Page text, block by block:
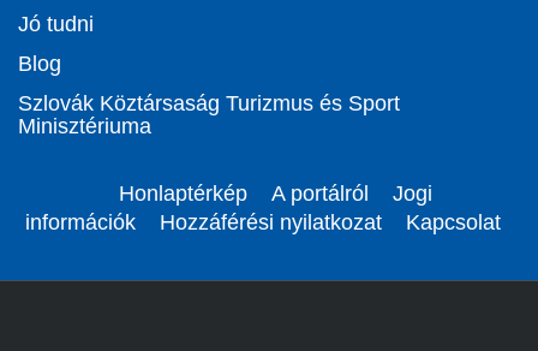
Jó tudni
Blog
Szlovák Köztársaság Turizmus és Sport
Minisztériuma
Honlaptérkép A portálról
Jogi
információk
Hozzáférési nyilatkozat Kapcsolat